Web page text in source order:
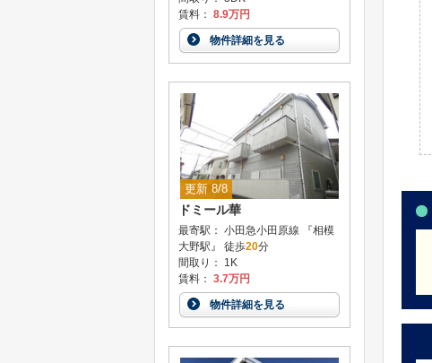
賃料： 8.9万円
物件詳細を見る
更新 8/8
ドミール華
最寄駅： 小田急小田原線 『相模
大野駅』 徒歩20分
間取り： 1K
賃料： 3.7万円
物件詳細を見る